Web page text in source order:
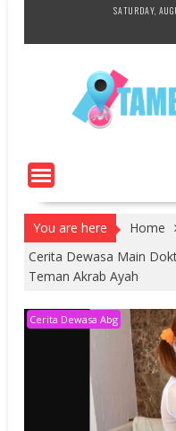
content
SATURDAY,
You are here Home
Cerita Dewasa Main
Teman Akrab Ayah
Cerita Dewasa Abg